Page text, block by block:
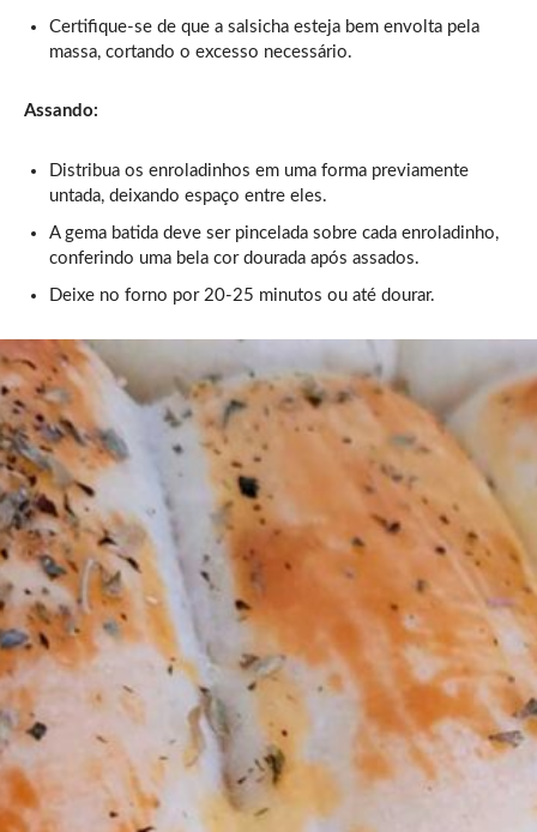
Certifique-se de que a salsicha esteja bem envolta pela
massa, cortando o excesso necessário.
Assando:
Distribua os enroladinhos em uma forma previamente
untada, deixando espaço entre eles.
A gema batida deve ser pincelada sobre cada enroladinho,
conferindo uma bela cor dourada após assados.
Deixe no forno por 20-25 minutos ou até dourar.